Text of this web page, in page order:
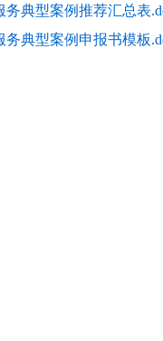
典型案例推荐汇总表
典型案例申报书模板